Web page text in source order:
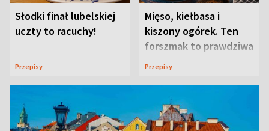
Słodki finał lubelskiej
uczty to racuchy!
Przepisy
Mięso, kiełbasa i
kiszony ogórek. Ten
forszmak to prawdziwa
uczta
Przepisy